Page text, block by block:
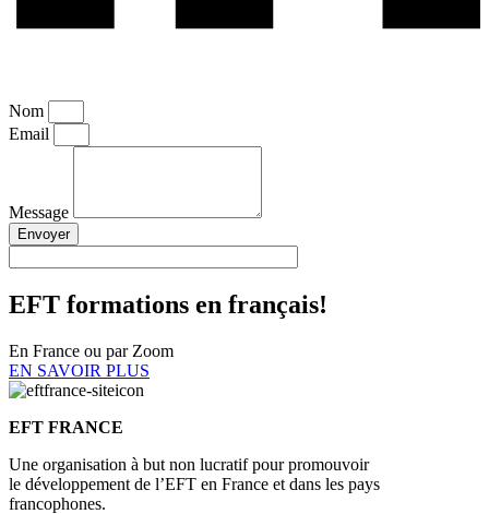
Nom
Email
Message
Envoyer
EFT formations en français!
En France ou par Zoom
EN SAVOIR PLUS
EFT FRANCE
Une organisation à but non lucratif pour promouvoir
le développement de l’EFT en France et dans les pays
francophones.